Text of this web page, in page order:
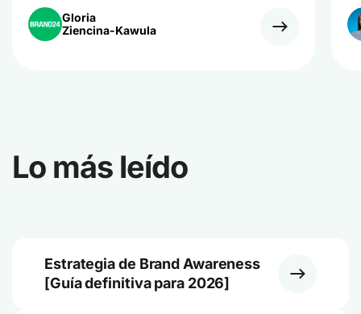
Gloria
Ziencina-Kawula
Lo más leído
Estrategia de Brand Awareness
[Guía definitiva para 2026]